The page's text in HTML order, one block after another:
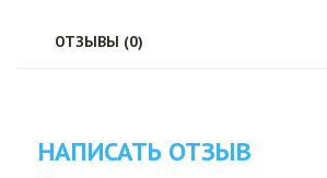
ОТЗЫВЫ (0)
НАПИСАТЬ ОТЗЫВ